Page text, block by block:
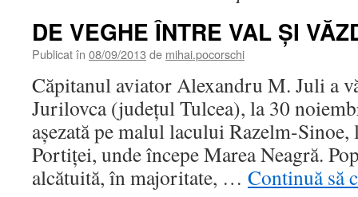
DE VEGHE ÎNTRE VAL ŞI
Publicat în 08/09/2013 de mihai.pocorschi
Căpitanul aviator Alexandru M. Juli a
Jurilovca (judeţul Tulcea), la 30
aşezată pe malul lacului Razelm-
Portiţei, unde începe Marea Neagră.
alcătuită, în majoritate, … Continuă să